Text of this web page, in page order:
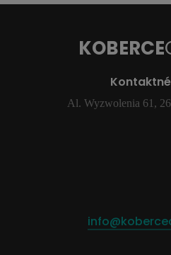
KOBERCE
Al. Wyzwolenia 61,